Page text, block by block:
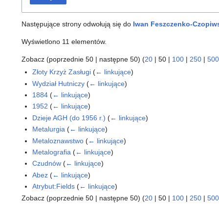
Następujące strony odwołują się do Iwan Feszczenko-
Wyświetlono 11 elementów.
Zobacz (poprzednie 50 | następne 50) (20 | 50 | 100 | 250 | 500
Złoty Krzyż Zasługi (← linkujące)
Wydział Hutniczy (← linkujące)
1884 (← linkujące)
1952 (← linkujące)
Dzieje AGH (do 1956 r.) (← linkujące)
Metalurgia (← linkujące)
Metaloznawstwo (← linkujące)
Metalografia (← linkujące)
Czudnów (← linkujące)
Abez (← linkujące)
Atrybut:Fields (← linkujące)
Zobacz (poprzednie 50 | następne 50) (20 | 50 | 100 | 250 | 500